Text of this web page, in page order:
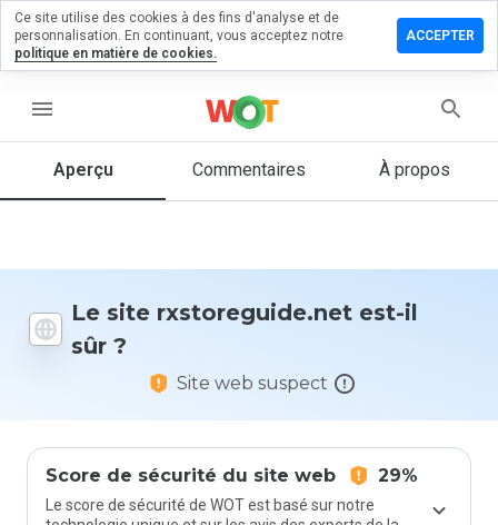
menu
Aperçu Commentaires À propos
Le site rxstoreguide.net est-il
sûr ?
Site web suspect
Score de sécurité du site web 29%
Le score de sécurité de WOT est basé sur notre
un
1 et 5
vous à ce
site ?
Ce site utilise des cookies à des fins d'analyse et de
personnalisation. En continuant, vous acceptez notre
politique en matière de cookies.
ACCEPTER